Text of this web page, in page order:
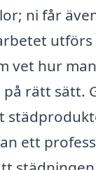
ni får
utförs
vet hur
rätt sätt.
ett